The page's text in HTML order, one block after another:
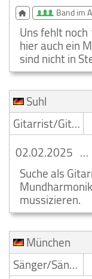
Band im
Uns fehlt
hier auch ein
sind nicht in
Suhl
Gitarrist/Gitarrenspieler
02.02.2025
Suche als
mussizieren.
München
Sänger/Sängerin